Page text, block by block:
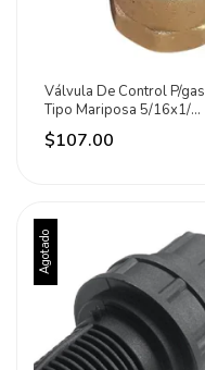
Válvula De Control P/gas
Tipo Mariposa 5/16x1/2
H*m Progas
$107.00
Agotado